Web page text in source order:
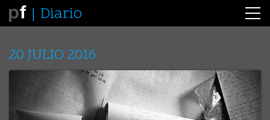
Diario
20 JULIO 2016